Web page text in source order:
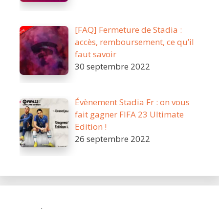
[FAQ] Fermeture de Stadia :
accès, remboursement, ce qu’il
faut savoir
30 septembre 2022
Évènement Stadia Fr : on vous
fait gagner FIFA 23 Ultimate
Edition !
26 septembre 2022